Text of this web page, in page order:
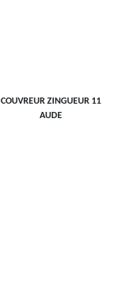
COUVREUR ZINGUEUR 11
AUDE